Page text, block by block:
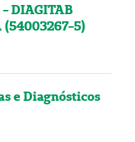
- DIAGITAB
(54003267-5)
e Diagnósticos